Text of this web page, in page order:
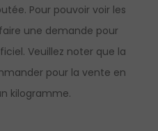
Pour pouvoir voir les
une demande pour
Veuillez noter que la
pour la vente en
kilogramme.